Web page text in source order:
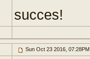
succes!
Sun Oct 23 2016, 07:28PM